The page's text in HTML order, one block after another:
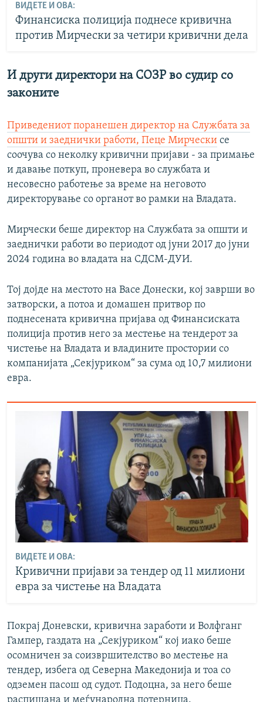
ВИДЕТЕ И ОВА:
Финансиска полиција поднесе кривична
против Мирчески за четири кривични дела
И други директори на СОЗР во судир со
законите
Приведениот поранешен директор на Службата за
општи и заеднички работи, Пеце Мирчески се
соочува со неколку кривични пријави - за примање
и давање поткуп, проневера во службата и
несовесно работење за време на неговото
директорување со органот во рамки на Владата.
Мирчески беше директор на Службата за општи и
заеднички работи во периодот од јуни 2017 до јуни
2024 година во владата на СДСМ-ДУИ.
Тој дојде на местото на Васе Донески, кој заврши во
затворски, а потоа и домашен притвор по
поднесената кривична пријава од Финансиската
полиција против него за местење на тендерот за
чистење на Владата и владините простории со
компанијата „Секјуриком“ за сума од 10,7 милиони
евра.
ВИДЕТЕ И ОВА:
Кривични пријави за тендер од 11 милиони
евра за чистење на Владата
Покрај Доневски, кривична заработи и Волфганг
Гампер, газдата на „Секјуриком“ кој иако беше
осомничен за соизвршителство во местење на
тендер, избега од Северна Македонија и тоа со
одземен пасош од судот. Подоцна, за него беше
распишана и меѓународна потерница.